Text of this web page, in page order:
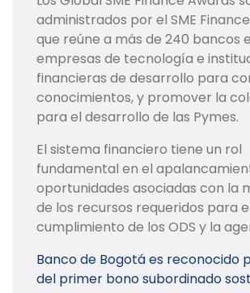
administrados por el SME
que reúne a más de 240 bancos
empresas de tecnología e
financieras de desarrollo para
conocimientos, y promover la
para el desarrollo de las Pymes.
El sistema financiero tiene un rol
fundamental en el
oportunidades asociadas con la
de los recursos requeridos para
cumplimiento de los ODS y la
Banco de Bogotá es reconocido
del primer bono subordinado